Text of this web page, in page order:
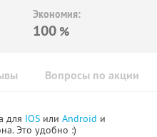
Экономия:
100 %
Вопросы по акции
для IOS или Android и
Это удобно :)